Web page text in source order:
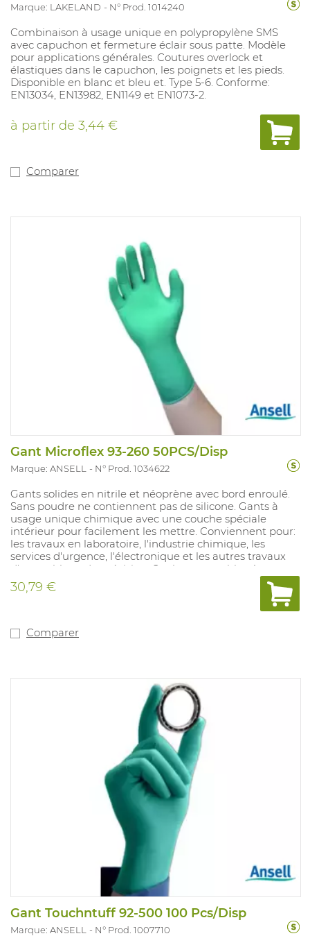
Marque: LAKELAND N° Prod. 1014240
Combinaison à usage unique en polypropylène SMS
avec capuchon et fermeture éclair sous patte. Modèle
pour applications générales. Coutures overlock et
élastiques dans le capuchon, les poignets et les pieds.
Disponible en blanc et bleu et. Type 5-6. Conforme:
EN13034, EN13982, EN1149 et EN1073-2.
à partir de 3,44 €
Comparer
Gant Microflex 93-260 50PCS/Disp
Marque: ANSELL N° Prod. 1034622
Gants solides en nitrile et néoprène avec bord enroulé.
Sans poudre ne contiennent pas de silicone. Gants à
usage unique chimique avec une couche spéciale
intérieur pour facilement les mettre. Conviennent pour:
les travaux en laboratoire, l'industrie chimique, les
services d'urgence, l'électronique et les autres travaux
d'assemblage de précision. Couleurs: vert, bleu à
l'intérieur. Tailles: 5,5-6 /6,5 - 7 / 7,5 - 8 / 8,5 - 9 / 9,5 - 10
/10,5-11 épaisseur: 0,19 mm. Longueur: 30 cm.
30,79 €
Comparer
Gant Touchntuff 92-500 100 Pcs/Disp
Marque: ANSELL N° Prod. 1007710